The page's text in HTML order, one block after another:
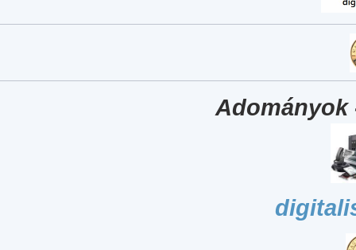
Adományok